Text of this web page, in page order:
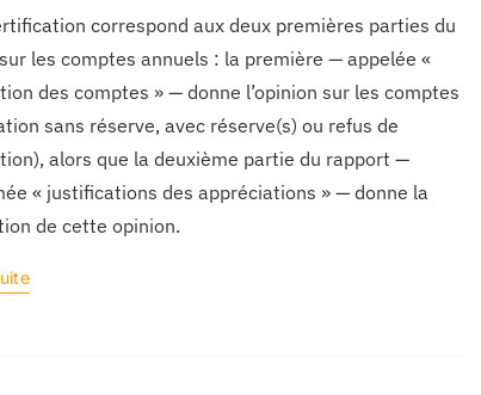
correspond aux deux premières parties du
les comptes annuels : la première — appelée «
des comptes » — donne l’opinion sur les comptes
sans réserve, avec réserve(s) ou refus de
alors que la deuxième partie du rapport —
« justifications des appréciations » — donne la
de cette opinion.